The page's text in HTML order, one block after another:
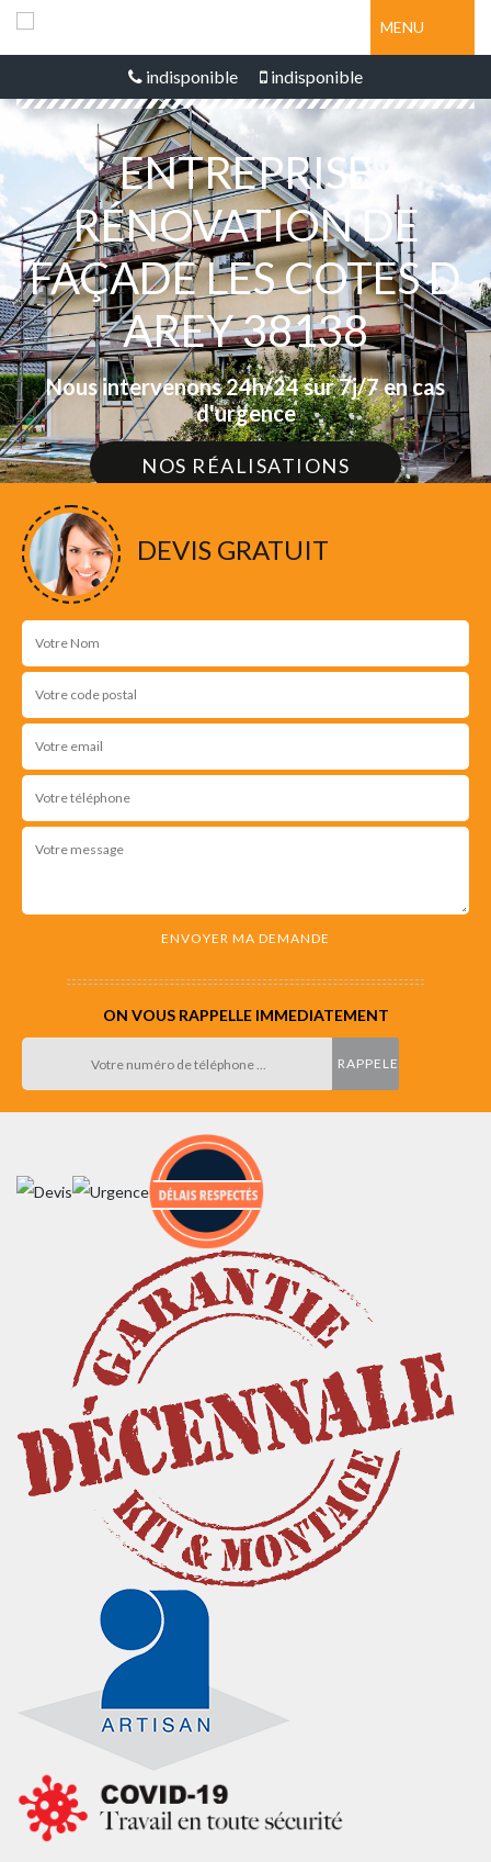
MENU
indisponible indisponible
ENTREPRISE
RÉNOVATION DE
FAÇADE LES COTES D
AREY 38138
Nous intervenons 24h/24 sur 7j/7 en cas
d'urgence
NOS RÉALISATIONS
DEVIS GRATUIT
ON VOUS RAPPELLE IMMEDIATEMENT